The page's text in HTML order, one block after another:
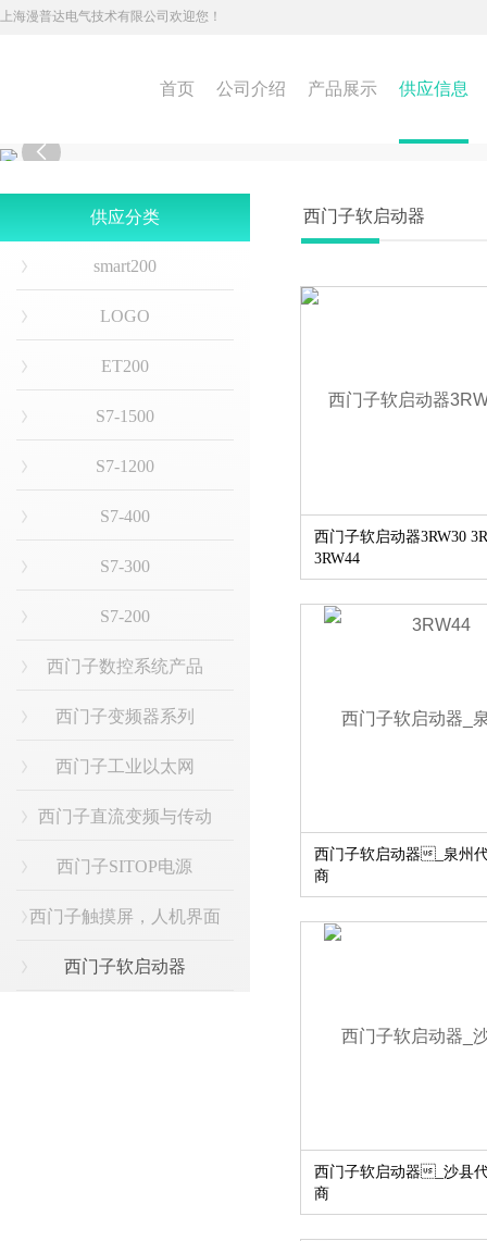
上海漫普达电气技术有限公司欢迎您！
首页 公司介绍 产品展示 供应信息

供应分类
smart200
LOGO
ET200
S7-1500
S7-1200
S7-400
S7-300
S7-200
西门子数控系统产品
西门子变频器系列
西门子工业以太网
西门子直流变频与传动
西门子SITOP电源
西门子触摸屏，人机界面
西门子软启动器
西门子软启动器
西门子软启动器3RW30
3RW44
西门子软启动器_泉州
商
西门子软启动器_沙县
商